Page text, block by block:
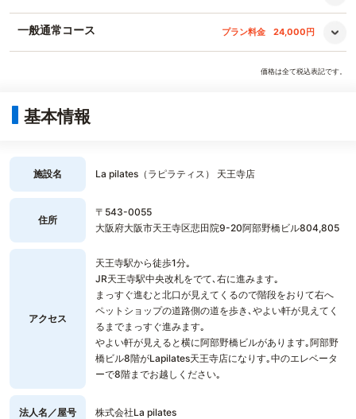
一般通常コース プラン料金 24,000円
価格は全て税込表記です。
基本情報
施設名 La pilates（ラピラティス） 天王寺店
住所
〒543-0055
大阪府大阪市天王寺区悲田院9-20阿部野橋ビル804,805
アクセス
天王寺駅から徒歩1分｡
JR天王寺駅中央改札をでて､右に進みます｡
まっすぐ進むと北口が見えてくるので階段をおりて右へ
ペットショップの道路側の道を歩き､やよい軒が見えてく
るまでまっすぐ進みます｡
やよい軒が見えると横に阿部野橋ビルがあります｡阿部野
橋ビル8階がLapilates天王寺店になりす｡中のエレベータ
ーで8階までお越しください｡
法人名／屋号 株式会社La pilates